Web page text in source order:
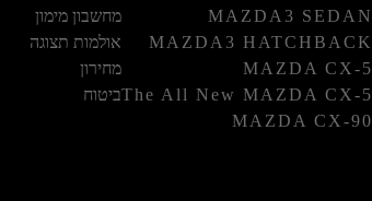
MAZDA3 SEDAN
MAZDA3 HATCHBACK
MAZDA CX-5
The All New MAZDA CX-5
MAZDA CX-90
מחשבון מימון
אולמות תצוגה
מחירון
ביטוח